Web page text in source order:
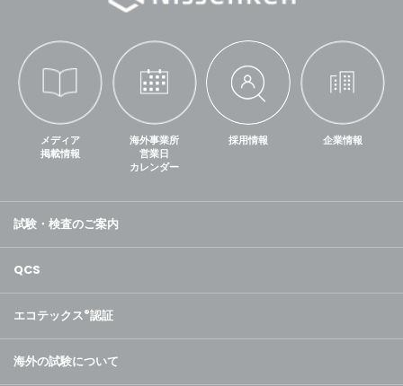
メディア
掲載情報
海外事業所
営業日
カレンダー
採用情報 企業情報
試験・検査のご案内
QCS
エコテックス®認証
海外の試験について